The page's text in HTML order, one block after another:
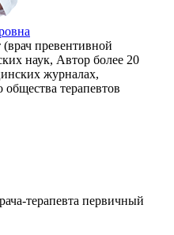
(врач превентивной
наук, Автор более 20
журналах,
терапевтов
терапевта первичный